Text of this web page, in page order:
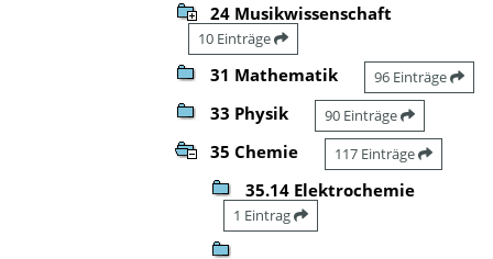
24 Musikwissenschaft
10 Einträge
31 Mathematik 96 Einträge
33 Physik 90 Einträge
35 Chemie 117 Einträge
35.14 Elektrochemie
1 Eintrag